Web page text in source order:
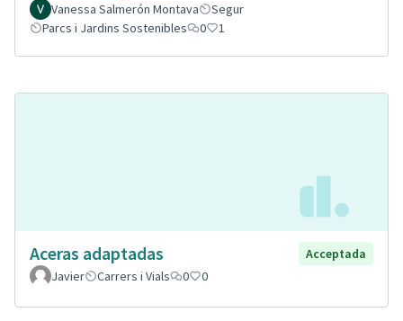
Vanessa Salmerón Montava
Segur
Parcs i Jardins Sostenibles
0 1
Aceras adaptadas
Acceptada
Javier
Carrers i Vials 0 0